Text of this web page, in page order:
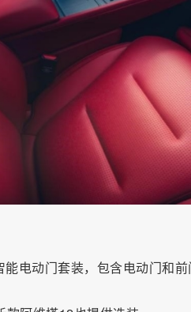
电动门套装，包含电动门和